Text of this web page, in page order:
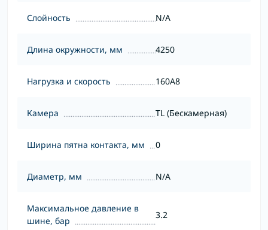
Слойность N/A
Длина окружности, мм 4250
Нагрузка и скорость 160A8
Камера TL (Бескамерная)
Ширина пятна контакта, мм 0
Диаметр, мм N/A
Максимальное давление в
шине, бар
3.2